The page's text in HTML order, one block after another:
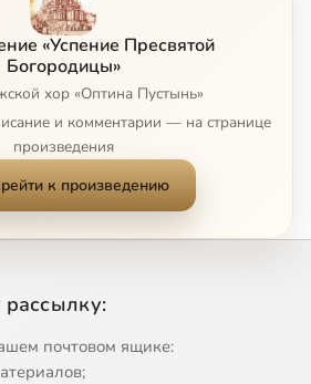
(Знаменного распева)
2:30
радуйся
«Успение Пресвятой
Богородицы»
хор «Оптина Пустынь»
и комментарии — на странице
произведения
к произведению
рассылку:
почтовом ящике: